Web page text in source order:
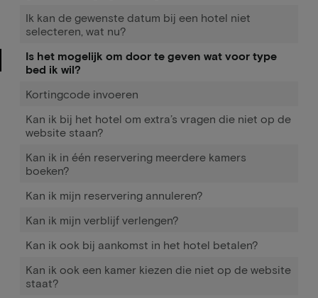
Ik kan de gewenste datum bij een hotel niet
selecteren, wat nu?
Is het mogelijk om door te geven wat voor type
bed ik wil?
Kortingcode invoeren
Kan ik bij het hotel om extra’s vragen die niet op de
website staan?
Kan ik in één reservering meerdere kamers
boeken?
Kan ik mijn reservering annuleren?
Kan ik mijn verblijf verlengen?
Kan ik ook bij aankomst in het hotel betalen?
Kan ik ook een kamer kiezen die niet op de website
staat?